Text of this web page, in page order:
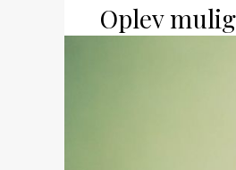
Oplev